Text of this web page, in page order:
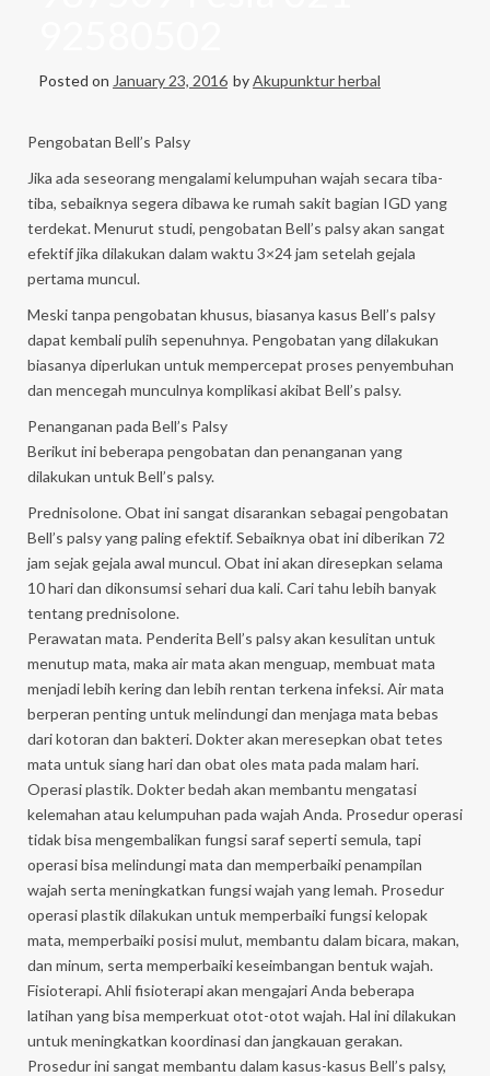
Posted on January 23, 2016 byAkupunktur herbal
Pengobatan Bell’s Palsy
Jika ada seseorang mengalami kelumpuhan wajah secara tiba-
tiba, sebaiknya segera dibawa ke rumah sakit bagian IGD yang
terdekat. Menurut studi, pengobatan Bell’s palsy akan sangat
efektif jika dilakukan dalam waktu 3×24 jam setelah gejala
pertama muncul.
Meski tanpa pengobatan khusus, biasanya kasus Bell’s palsy
dapat kembali pulih sepenuhnya. Pengobatan yang dilakukan
biasanya diperlukan untuk mempercepat proses penyembuhan
dan mencegah munculnya komplikasi akibat Bell’s palsy.
Penanganan pada Bell’s Palsy
Berikut ini beberapa pengobatan dan penanganan yang
dilakukan untuk Bell’s palsy.
Prednisolone. Obat ini sangat disarankan sebagai pengobatan
Bell’s palsy yang paling efektif. Sebaiknya obat ini diberikan 72
jam sejak gejala awal muncul. Obat ini akan diresepkan selama
10 hari dan dikonsumsi sehari dua kali. Cari tahu lebih banyak
tentang prednisolone.
Perawatan mata. Penderita Bell’s palsy akan kesulitan untuk
menutup mata, maka air mata akan menguap, membuat mata
menjadi lebih kering dan lebih rentan terkena infeksi. Air mata
berperan penting untuk melindungi dan menjaga mata bebas
dari kotoran dan bakteri. Dokter akan meresepkan obat tetes
mata untuk siang hari dan obat oles mata pada malam hari.
Operasi plastik. Dokter bedah akan membantu mengatasi
kelemahan atau kelumpuhan pada wajah Anda. Prosedur operasi
tidak bisa mengembalikan fungsi saraf seperti semula, tapi
operasi bisa melindungi mata dan memperbaiki penampilan
wajah serta meningkatkan fungsi wajah yang lemah. Prosedur
operasi plastik dilakukan untuk memperbaiki fungsi kelopak
mata, memperbaiki posisi mulut, membantu dalam bicara, makan,
dan minum, serta memperbaiki keseimbangan bentuk wajah.
Fisioterapi. Ahli fisioterapi akan mengajari Anda beberapa
latihan yang bisa memperkuat otot-otot wajah. Hal ini dilakukan
untuk meningkatkan koordinasi dan jangkauan gerakan.
Prosedur ini sangat membantu dalam kasus-kasus Bell’s palsy,